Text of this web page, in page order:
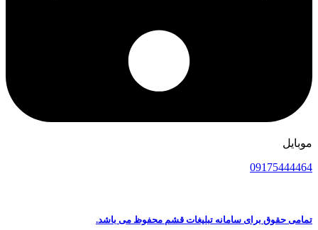
موبایل
09175444464
تمامی حقوق برای سامانه تبلیغات قشم محفوظ می باشد.